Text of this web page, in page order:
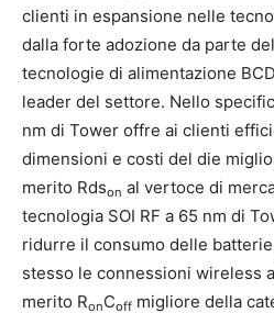
clienti in espansione nelle
dalla forte adozione da parte
tecnologie di alimentazione
leader del settore. Nello
nm di Tower offre ai clienti
dimensioni e costi del die
merito Rdson al vertoce di
tecnologia SOI RF a 65 nm di
ridurre il consumo delle
stesso le connessioni wireless
merito RonCoff migliore della